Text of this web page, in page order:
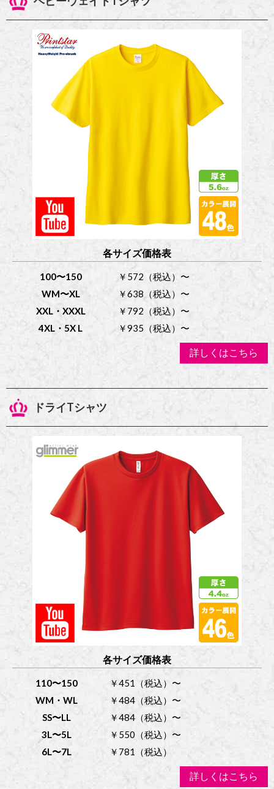
各サイズ価格表
100〜150
￥572（税込）〜
WM〜XL
￥638（税込）〜
XXL・XXXL
￥792（税込）〜
4XL・5X L
￥935（税込）〜
詳しくはこちら
ドライTシャツ
各サイズ価格表
110〜150
￥451（税込）〜
WM・WL
￥484（税込）〜
SS〜LL
￥484（税込）〜
3L〜5L
￥550（税込）〜
6L〜7L
￥781（税込）
詳しくはこちら